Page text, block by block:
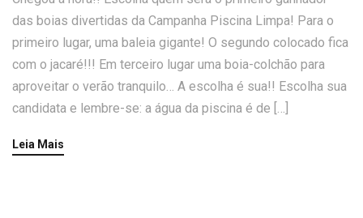
das boias divertidas da Campanha Piscina Limpa! Para o
primeiro lugar, uma baleia gigante! O segundo colocado fica
com o jacaré!!! Em terceiro lugar uma boia-colchão para
aproveitar o verão tranquilo… A escolha é sua!! Escolha sua
candidata e lembre-se: a água da piscina é de […]
Leia Mais